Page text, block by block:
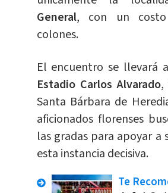
General, con un costo
colones.
El encuentro se llevará
Estadio Carlos Alvarado,
Santa Bárbara de
aficionados florenses
las gradas para apoyar a
esta instancia decisiva.
Te